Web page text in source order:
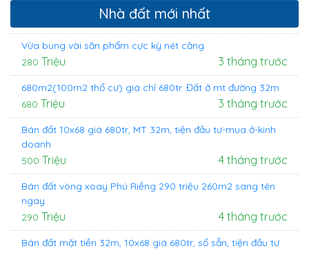
Nhà đất mới nhất
Vừa bung vài săn phẩm cực kỳ nét căng
280 Triệu 3 tháng trước
680m2(100m2 thổ cư) giá chỉ 680tr. Đất ở mt đường 32m
680 Triệu 3 tháng trước
Bán đất 10x68 giá 680tr, MT 32m, tiện đầu tư-mua ở-kinh
doanh
500 Triệu 4 tháng trước
Bán đất vòng xoay Phú Riềng 290 triệu 260m2 sang tên
ngay
290 Triệu 4 tháng trước
Bán đất mặt tiền 32m, 10x68 giá 680tr, sổ sẵn, tiện đầu tư